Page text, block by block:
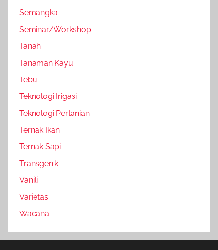
Semangka
Seminar/Workshop
Tanah
Tanaman Kayu
Tebu
Teknologi Irigasi
Teknologi Pertanian
Ternak Ikan
Ternak Sapi
Transgenik
Vanili
Varietas
Wacana